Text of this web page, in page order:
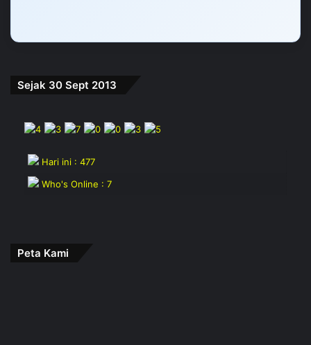
Sejak 30 Sept 2013
Hari ini : 477
Who's Online : 7
Peta Kami